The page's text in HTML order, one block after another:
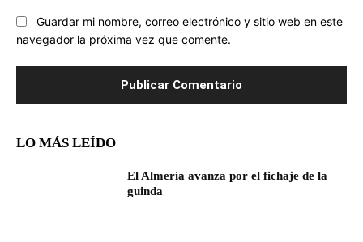
Guardar mi nombre, correo electrónico y sitio web en este
navegador la próxima vez que comente.
LO MÁS LEÍDO
El Almería avanza por el fichaje de la
guinda